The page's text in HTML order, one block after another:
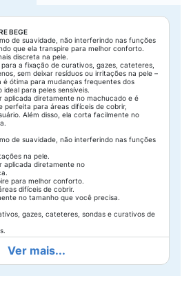
BEGE
de suavidade, não interferindo nas funções
que ela transpire para melhor conforto.
discreta na pele.
a fixação de curativos, gazes, cateteres,
sem deixar resíduos ou irritações na pele –
é ótima para mudanças frequentes dos
para peles sensíveis.
aplicada diretamente no machucado e é
perfeita para áreas difíceis de cobrir,
Além disso, ela corta facilmente no
de suavidade, não interferindo nas funções
na pele.
aplicada diretamente no
para melhor conforto.
difíceis de cobrir.
no tamanho que você precisa.
gazes, cateteres, sondas e curativos de
Ver mais...